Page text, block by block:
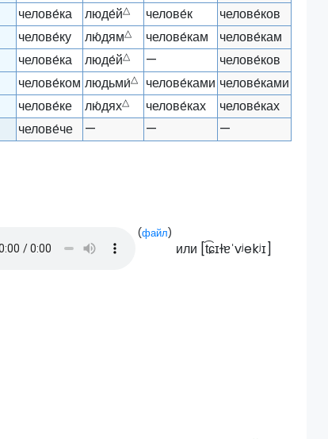
челове́ка люде́й△ челове́к
челове́ков
челове́ку лю́дям△ челове́кам
челове́кам
челове́ка люде́й△ —
челове́ков
челове́ком людьми́△ челове́ками челове́ками
челове́ке лю́дях△ челове́ках
челове́ках
челове́че — — —
(файл)
или [t͡ɕɪɫɐˈvʲekʲɪ]